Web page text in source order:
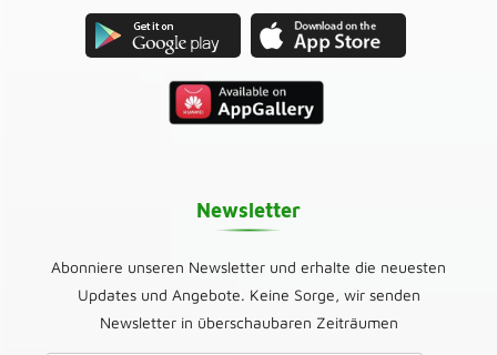
Newsletter
Abonniere unseren Newsletter und erhalte die neuesten
Updates und Angebote. Keine Sorge, wir senden
Newsletter in überschaubaren Zeiträumen